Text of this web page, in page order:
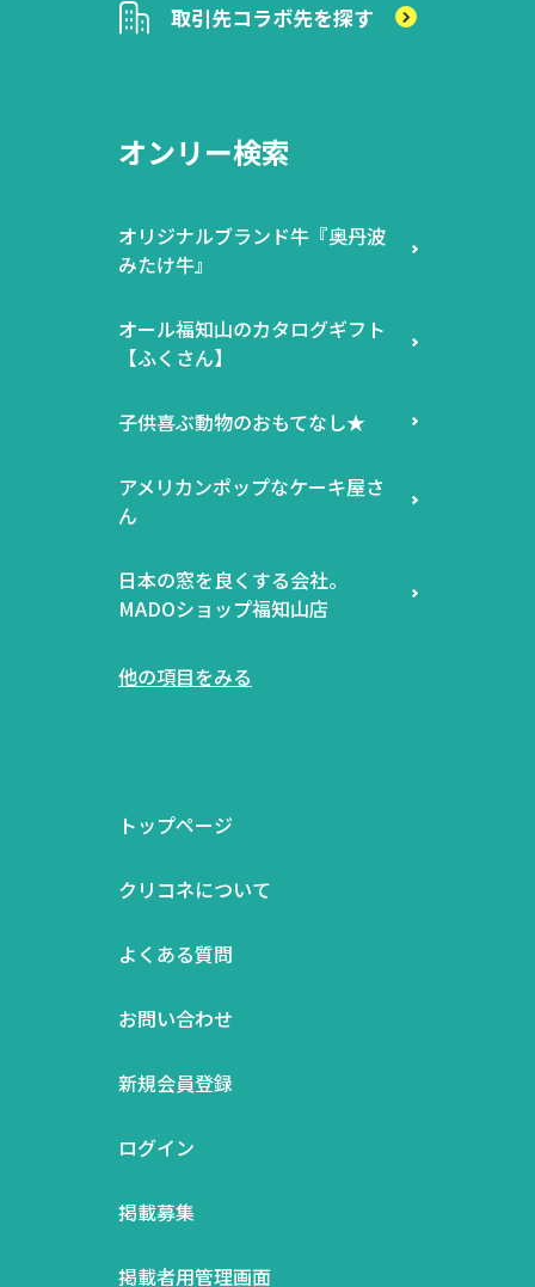
取引先コラボ先を探す
オンリー検索
オリジナルブランド牛『奥丹波
みたけ牛』
オール福知山のカタログギフト
【ふくさん】
子供喜ぶ動物のおもてなし★
アメリカンポップなケーキ屋さ
ん
日本の窓を良くする会社。
MADOショップ福知山店
他の項目をみる
トップページ
クリコネについて
よくある質問
お問い合わせ
新規会員登録
ログイン
掲載募集
掲載者用管理画面